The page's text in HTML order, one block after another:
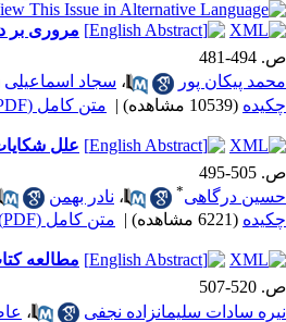
مروری بر
ص. 494-481
محمد پیکان پور
، سجاد اسماعیلی
چکیده (10539 مشاهده) | متن کامل (PDF)
علل
ص. 505-495
حسین درگاهی* ، نادر بهمن
چکیده (6221 مشاهده) | متن کامل (PDF)
مطالعه
ص. 520-507
نیره سادات سلیمانزاده نجفی
،